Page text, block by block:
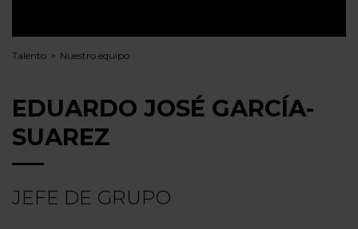
Talento Nuestro equipo
EDUARDO JOSÉ GARCÍA-
SUAREZ
JEFE DE GRUPO